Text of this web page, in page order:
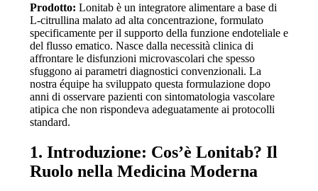
Prodotto: Lonitab è un integratore alimentare a base di
L-citrullina malato ad alta concentrazione, formulato
specificamente per il supporto della funzione endoteliale e
del flusso ematico. Nasce dalla necessità clinica di
affrontare le disfunzioni microvascolari che spesso
sfuggono ai parametri diagnostici convenzionali. La
nostra équipe ha sviluppato questa formulazione dopo
anni di osservare pazienti con sintomatologia vascolare
atipica che non rispondeva adeguatamente ai protocolli
standard.
1. Introduzione: Cos’è Lonitab? Il
Ruolo nella Medicina Moderna